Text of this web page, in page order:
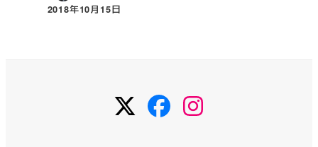
投稿日
2018年10月15日
TwitterFacebook